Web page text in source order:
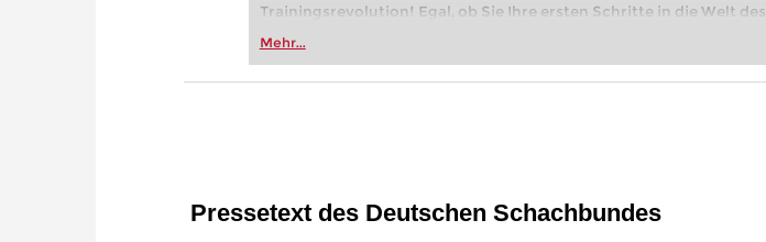
Trainingsrevolution! Egal, ob Sie Ihre ersten Schritte in die Welt des
Vereinsschachs machen oder bereits auf Turnierniveau spielen: Mit
zuvor.
Mehr...
Pressetext des Deutschen Schachbundes